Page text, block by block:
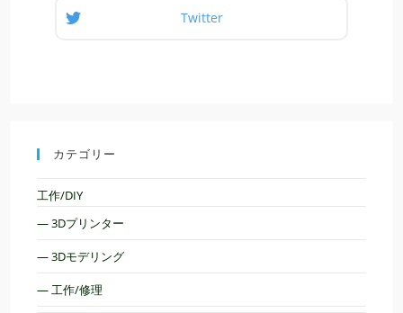
Twitter
カテゴリー
工作/DIY
— 3Dプリンター
— 3Dモデリング
— 工作/修理